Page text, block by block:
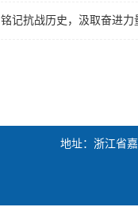
铭记抗战历史，汲取奋进
地址：浙江省